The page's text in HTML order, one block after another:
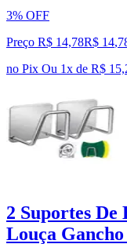
3% OFF
Preço R$ 14,78R$ 14,
no Pix Ou 1x de R$
2 Suportes
Louça